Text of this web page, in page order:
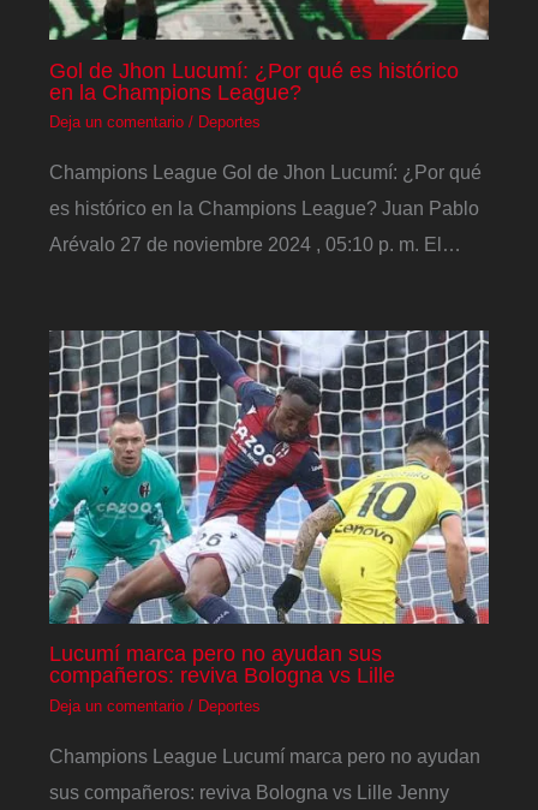
Gol de Jhon Lucumí: ¿Por qué es histórico
en la Champions League?
Deja un comentario / Deportes
Champions League Gol de Jhon Lucumí: ¿Por qué
es histórico en la Champions League? Juan Pablo
Arévalo 27 de noviembre 2024 , 05:10 p. m. El…
Lucumí marca pero no ayudan sus
compañeros: reviva Bologna vs Lille
Deja un comentario / Deportes
Champions League Lucumí marca pero no ayudan
sus compañeros: reviva Bologna vs Lille Jenny